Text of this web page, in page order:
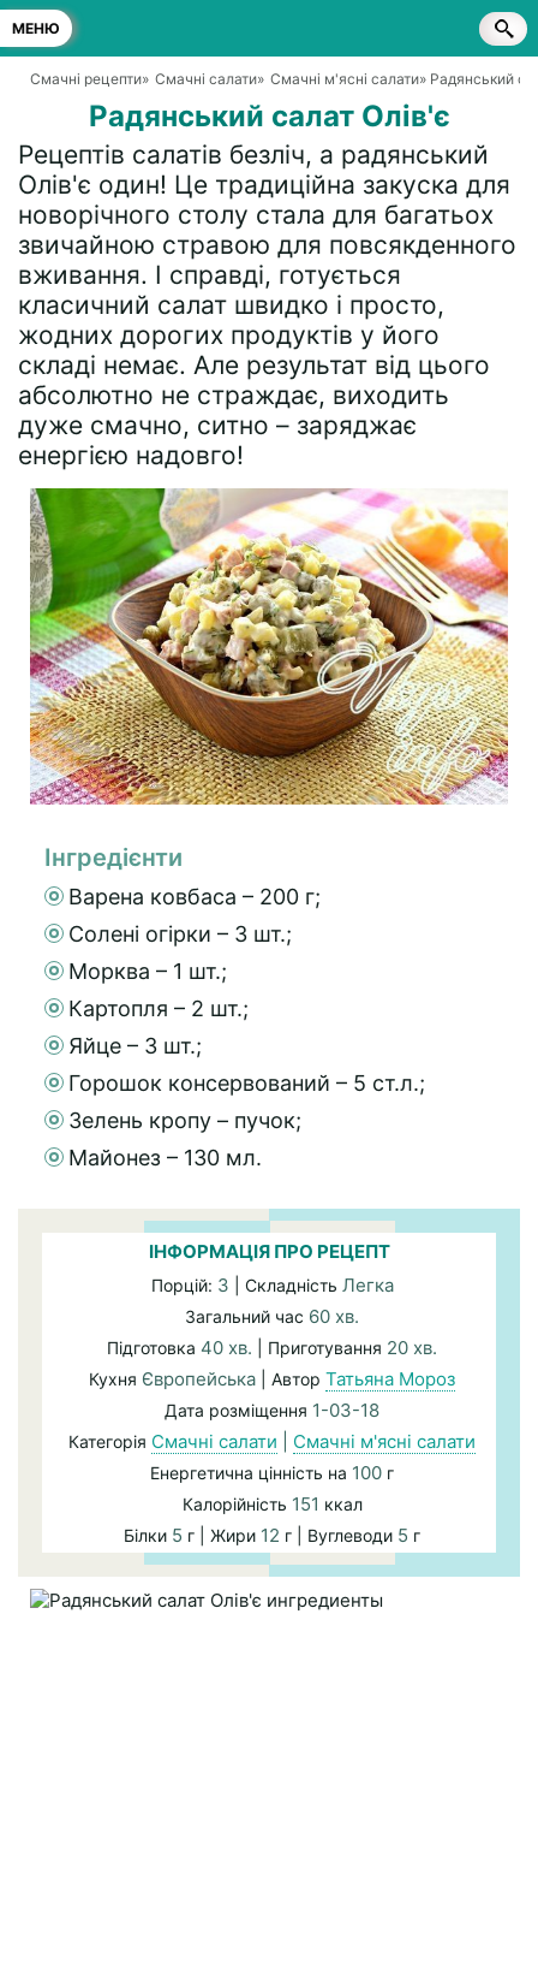
МЕНЮ
Смачні рецепти» Смачні салати» Смачні м'ясні салати» Радянський
Радянський салат Олів'є
Рецептів салатів безліч, а радянський
Олів'є один! Це традиційна закуска для
новорічного столу стала для багатьох
звичайною стравою для повсякденного
вживання. І справді, готується
класичний салат швидко і просто,
жодних дорогих продуктів у його
складі немає. Але результат від цього
абсолютно не страждає, виходить
дуже смачно, ситно – заряджає
енергією надовго!
Інгредієнти
Варена ковбаса – 200 г;
Солені огірки – 3 шт.;
Морква – 1 шт.;
Картопля – 2 шт.;
Яйце – 3 шт.;
Горошок консервований – 5 ст.л.;
Зелень кропу – пучок;
Майонез – 130 мл.
ІНФОРМАЦІЯ ПРО РЕЦЕПТ
Порцій: 3 | Складність Легка
Загальний час 60 хв.
Підготовка 40 хв. | Приготування 20 хв.
Кухня Європейська | Автор Татьяна Мороз
Дата розміщення 1-03-18
Категорія Смачні салати Смачні м'ясні салати
Енергетична цінність на 100 г
Калорійність 151 ккал
Білки 5 г | Жири 12 г | Вуглеводи 5 г